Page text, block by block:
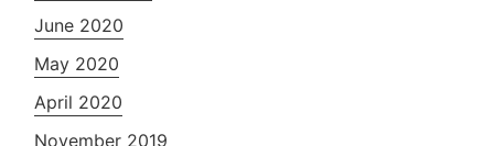
June 2020
May 2020
April 2020
November 2019